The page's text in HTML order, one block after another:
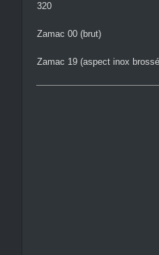
320
Zamac 00 (brut)
Zamac 19 (aspect inox